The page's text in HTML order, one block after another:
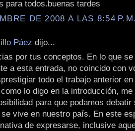
para todos.buenas tardes
DE 2008 A LAS 8:54
Páez dijo...
por tus conceptos. En lo que
a esta entrada, no coincido con
todo el trabajo anterior
lo digo en la introducción, me
para que podamos debatir
vive en nuestro país. En este
de expresarse, inclusive